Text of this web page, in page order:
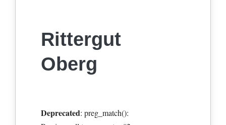
Rittergut
Oberg
Deprecated: preg_match():